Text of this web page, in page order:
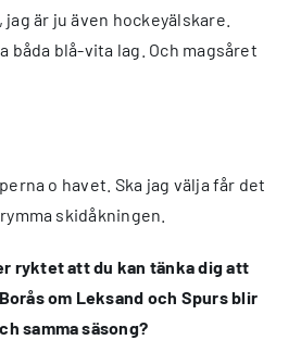
är ju även hockeyälskare.
båda blå-vita lag. Och magsåret
o havet. Ska jag välja får det
skidåkningen.
ryktet att du kan tänka dig att
om Leksand och Spurs blir
samma säsong?